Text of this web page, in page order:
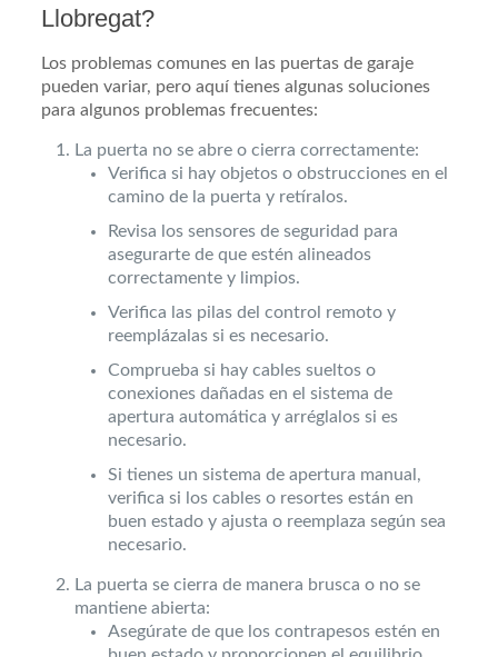
Llobregat?
Los problemas comunes en las puertas de garaje
pueden variar, pero aquí tienes algunas soluciones
para algunos problemas frecuentes:
La puerta no se abre o cierra correctamente:
Verifica si hay objetos o obstrucciones en el
camino de la puerta y retíralos.
Revisa los sensores de seguridad para
asegurarte de que estén alineados
correctamente y limpios.
Verifica las pilas del control remoto y
reemplázalas si es necesario.
Comprueba si hay cables sueltos o
conexiones dañadas en el sistema de
apertura automática y arréglalos si es
necesario.
Si tienes un sistema de apertura manual,
verifica si los cables o resortes están en
buen estado y ajusta o reemplaza según sea
necesario.
La puerta se cierra de manera brusca o no se
mantiene abierta:
Asegúrate de que los contrapesos estén en